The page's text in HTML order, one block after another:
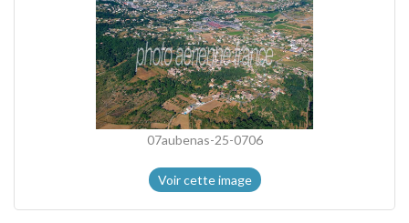
07aubenas-25-0706
Voir cette image